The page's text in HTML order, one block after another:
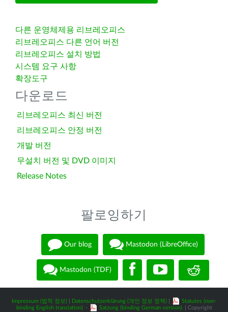
다른 운영체제용 리브레오피스
리브레오피스 다른 언어 버전
리브레오피스 설치 방법
시스템 요구 사항
확장도구
다운로드
리브레오피스 최신 버전
리브레오피스 안정 버전
개발 버전
무설치 버전 및 DVD 이미지
Release Notes
팔로잉하기
Our blog Mastodon (LibreOffice)
Mastodon (TDF)
Impressum (법적 정보) Datenschutzerklärung (개인 정보 정책)
Statutes (non-
binding English translation) - Satzung (binding German version)
| Copyright